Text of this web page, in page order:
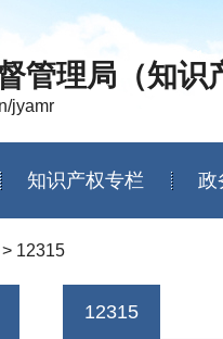
管理局（知识
jyamr
知识产权专栏 政
> 12315
12315